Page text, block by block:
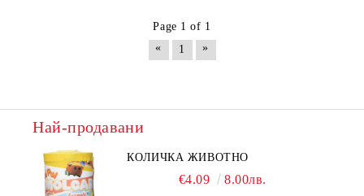
Page 1 of 1
«
1 »
Най-продавани
КОЛИЧКА ЖИВОТНО
€4.09 8.00лв.